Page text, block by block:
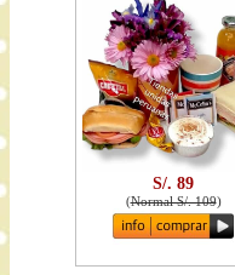
S/. 89
(Normal S/. 109)